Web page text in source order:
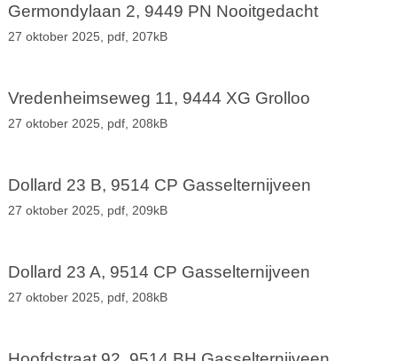
Germondylaan 2, 9449 PN Nooitgedacht
27 oktober 2025, pdf, 207kB
Vredenheimseweg 11, 9444 XG Grolloo
27 oktober 2025, pdf, 208kB
Dollard 23 B, 9514 CP Gasselternijveen
27 oktober 2025, pdf, 209kB
Dollard 23 A, 9514 CP Gasselternijveen
27 oktober 2025, pdf, 208kB